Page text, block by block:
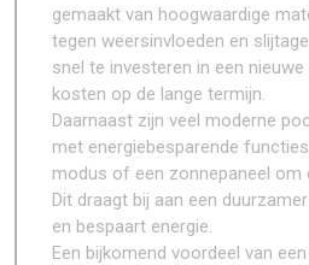
gemaakt van hoogwaardige
tegen weersinvloeden en
snel te investeren in een
kosten op de lange termijn.
Daarnaast zijn veel moderne
met energiebesparende
modus of een zonnepaneel om
Dit draagt bij aan een
en bespaart energie.
Een bijkomend voordeel van